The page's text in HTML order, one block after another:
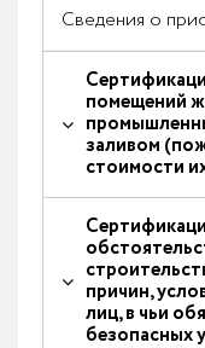
Сведения о
помещений
заливом
стоимости
причин,
лиц, в чьи
безопасных